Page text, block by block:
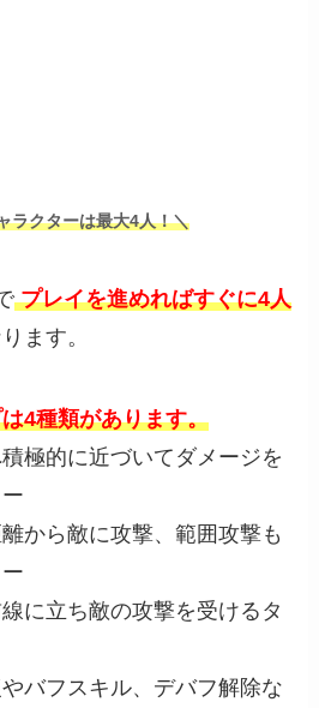
ラクターは最大4人！＼
プレイを進めればすぐに4人
ます。
4種類があります。
極的に近づいてダメージを
から敵に攻撃、範囲攻撃も
立ち敵の攻撃を受けるタ
バフスキル、デバフ解除な